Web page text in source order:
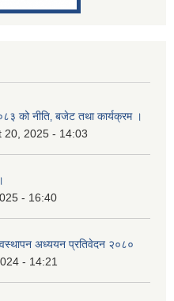
को नीति‚ बजेट तथा कार्यक्रम ।
20, 2025 - 14:03
- 16:40
अध्ययन प्रतिवेदन २०८०
- 14:21